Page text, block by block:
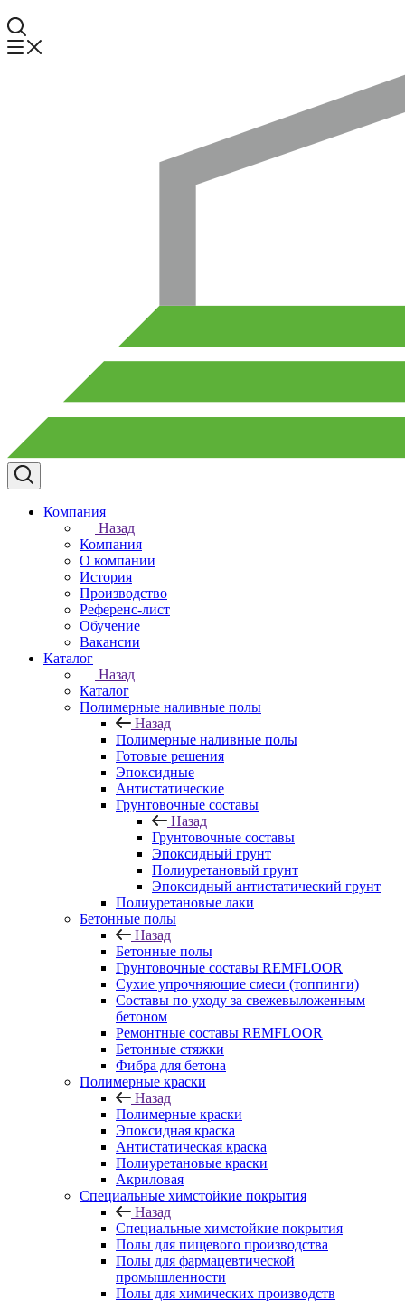
Компания
Назад
Компания
О компании
История
Производство
Референс-лист
Обучение
Вакансии
Каталог
Назад
Каталог
Полимерные наливные полы
Назад
Полимерные наливные полы
Готовые решения
Эпоксидные
Антистатические
Грунтовочные составы
Назад
Грунтовочные составы
Эпоксидный грунт
Полиуретановый грунт
Эпоксидный антистатический грунт
Полиуретановые лаки
Бетонные полы
Назад
Бетонные полы
Грунтовочные составы REMFLOOR
Сухие упрочняющие смеси (топпинги)
Составы по уходу за свежевыложенным
бетоном
Ремонтные составы REMFLOOR
Бетонные стяжки
Фибра для бетона
Полимерные краски
Назад
Полимерные краски
Эпоксидная краска
Антистатическая краска
Полиуретановые краски
Акриловая
Специальные химстойкие покрытия
Назад
Специальные химстойкие покрытия
Полы для пищевого производства
Полы для фармацевтической
промышленности
Полы для химических производств